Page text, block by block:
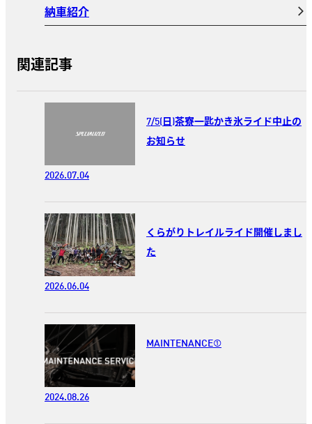
納車紹介
関連記事
7/5(日)茶寮一匙かき氷ライド中止の
お知らせ
2026.07.04
くらがりトレイルライド開催しまし
た
2026.06.04
MAINTENANCE①
2024.08.26